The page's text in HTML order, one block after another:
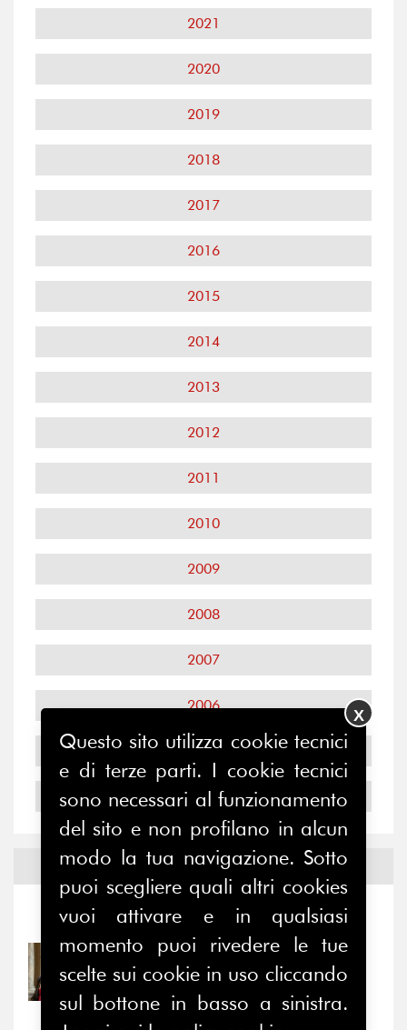
2021
2020
2019
2018
2017
2016
2015
2014
2013
2012
2011
2010
2009
2008
2007
2006
2005
2004
Notizie edEventi
Notizie - Eventi
31/07/2026
Prima della pausa estiva,
il valore di...
Questo sito utilizza cookie tecnici
e di terze parti. I cookie tecnici
sono necessari al funzionamento
del sito e non profilano in alcun
modo la tua navigazione. Sotto
puoi scegliere quali altri cookies
vuoi attivare e in qualsiasi
momento puoi rivedere le tue
scelte sui cookie in uso cliccando
sul bottone in basso a sinistra.
X